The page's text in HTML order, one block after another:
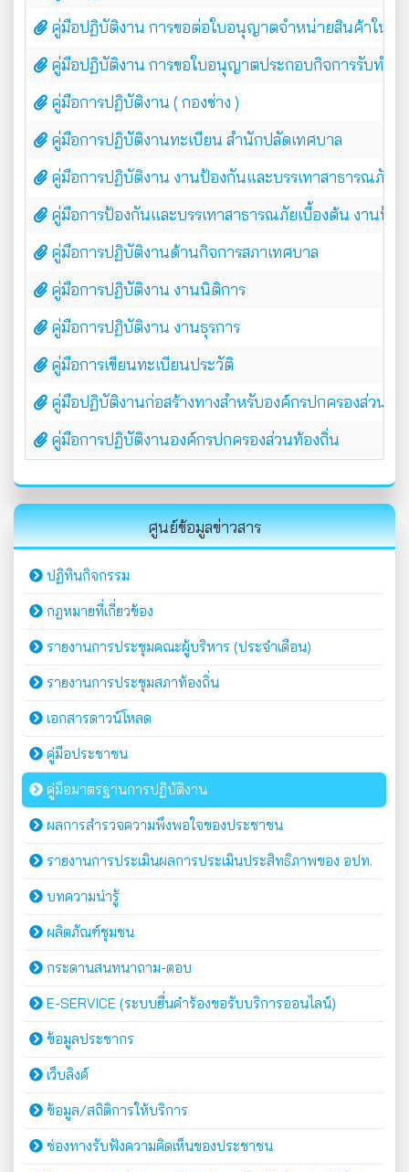
คู่มือปฏิบัติงาน การขอต่อใบอนุญาตจำหน่ายสินค้าในที่
คู่มือปฏิบัติงาน การขอใบอนุญาตประกอบกิจการรับทำก
คู่มือการปฏิบัติงาน ( กองช่าง )
คู่มือการปฏิบัติงานทะเบียน สำนักปลัดเทศบาล
คู่มือการปฏิบัติงาน งานป้องกันและบรรเทาสาธารณภัย
คู่มือการป้องกันและบรรเทาสาธารณภัยเบื้องต้น งานป้อ
คู่มือการปฏิบัติงานด้านกิจการสภาเทศบาล
คู่มือการปฏิบัติงาน งานนิติการ
คู่มือการปฏิบัติงาน งานธุรการ
คู่มือการเขียนทะเบียนประวัติ
คู่มือปฏิบัติงานก่อสร้างทางสำหรับองค์กรปกครองส่วนท้
คู่มือการปฏิบัติงานองค์กรปกครองส่วนท้องถิ่น
ศูนย์ข้อมูลข่าวสาร
ปฏิทินกิจกรรม
กฎหมายที่เกี่ยวข้อง
รายงานการประชุมคณะผู้บริหาร (ประจำเดือน)
รายงานการประชุมสภาท้องถิ่น
เอกสารดาวน์โหลด
คู่มือประชาชน
คู่มือมาตรฐานการปฏิบัติงาน
ผลการสำรวจความพึงพอใจของประชาชน
รายงานการประเมินผลการประเมินประสิทธิภาพของ อปท.
บทความน่ารู้
ผลิตภัณฑ์ชุมชน
กระดานสนทนาถาม-ตอบ
E-SERVICE (ระบบยื่นคำร้องขอรับบริการออนไลน์)
ข้อมูลประชากร
เว็บลิงค์
ข้อมูล/สถิติการให้บริการ
ช่องทางรับฟังความคิดเห็นของประชาชน